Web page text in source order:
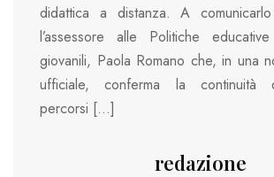
didattica a distanza. A
l’assessore alle Politiche
giovanili, Paola Romano che, in una
ufficiale, conferma la continuità
percorsi […]
redazione